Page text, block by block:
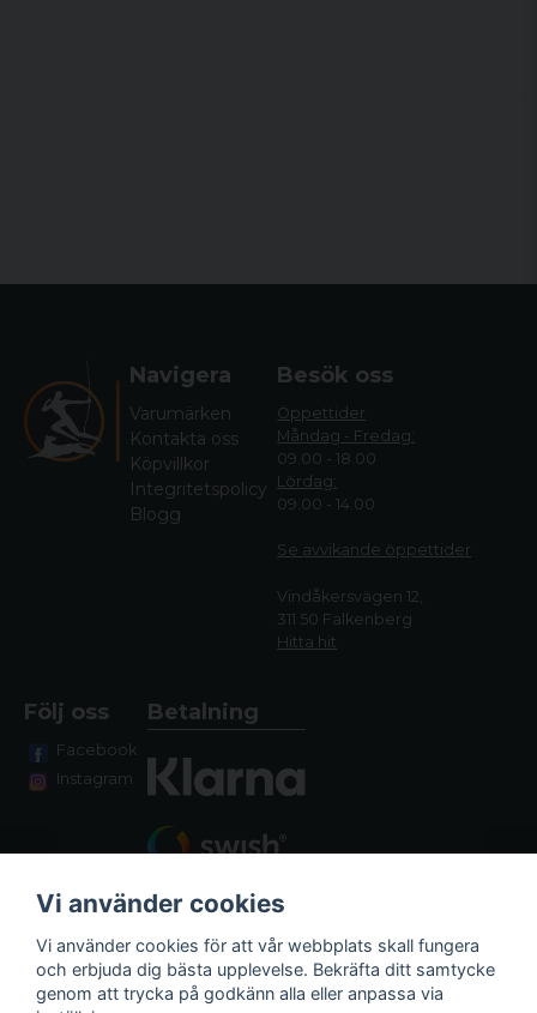
Navigera
Varumärken
Kontakta oss
Köpvillkor
Integritetspolicy
Blogg
Besök oss
Öppettider
Måndag - Fredag:
09.00 - 18.00
Lördag:
09.00 - 14.00
Se avvikande öppettider
Vindåkersvägen 12,
311 50 Falkenberg
Hitta hit
Följ oss
Facebook
Instagram
Betalning
Vi använder cookies
Vi använder cookies för att vår webbplats skall fungera
och erbjuda dig bästa upplevelse. Bekräfta ditt samtycke
genom att trycka på godkänn alla eller anpassa via